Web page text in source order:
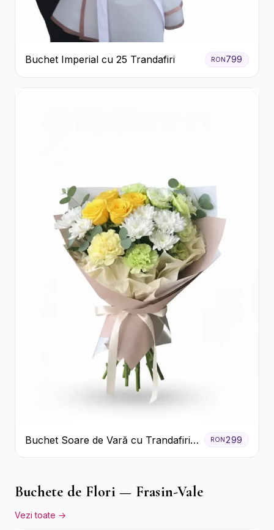
Buchet Imperial cu 25 Trandafiri RON799
Buchet Soare de Vară cu Trandafiri
Galbeni și Crizanteme Albe
RON299
Buchete de Flori — Frasin-Vale
Vezi toate →